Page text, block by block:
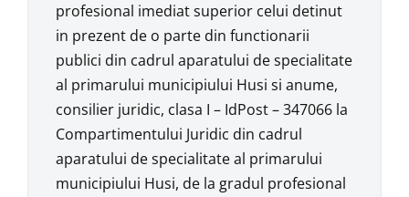
profesional imediat superior celui detinut
in prezent de o parte din functionarii
publici din cadrul aparatului de specialitate
al primarului municipiului Husi si anume,
consilier juridic, clasa I – IdPost – 347066 la
Compartimentului Juridic din cadrul
aparatului de specialitate al primarului
municipiului Husi, de la gradul profesional